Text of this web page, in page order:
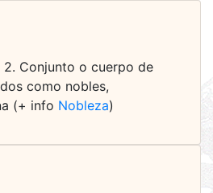
2. Conjunto o cuerpo de
como nobles,
(+ info Nobleza)